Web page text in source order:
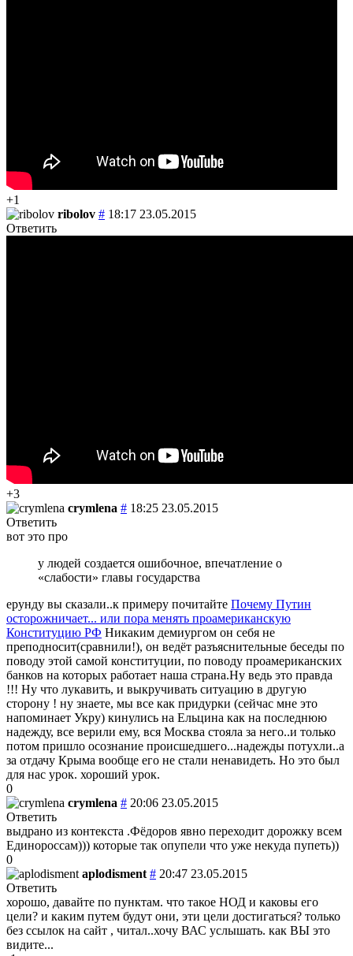
+1
ribolov # 18:17 23.05.2015
Ответить
+3
crymlena # 18:25 23.05.2015
Ответить
вот это про
у людей создается ошибочное, впечатление о
«слабости» главы государства
ерунду вы сказали..к примеру почитайте Почему Путин
осторожничает... или пора менять проамериканскую
Конституцию РФ Никаким демиургом он себя не
преподносит(сравнили!), он ведёт разъяснительные беседы по
поводу этой самой конституции, по поводу проамериканских
банков на которых работает наша страна.Ну ведь это правда
!!! Ну что лукавить, и выкручивать ситуацию в другую
сторону ! ну знаете, мы все как придурки (сейчас мне это
напоминает Укру) кинулись на Ельцина как на последнюю
надежду, все верили ему, вся Москва стояла за него..и только
потом пришло осознание происшедшего...надежды потухли..а
за отдачу Крыма вообще его не стали ненавидеть. Но это был
для нас урок. хороший урок.
0
crymlena # 20:06 23.05.2015
Ответить
выдрано из контекста .Фёдоров явно переходит дорожку всем
Единороссам))) которые так опупели что уже некуда пупеть))
0
aplodisment # 20:47 23.05.2015
Ответить
хорошо, давайте по пунктам. что такое НОД и каковы его
цели? и каким путем будут они, эти цели достигаться? только
без ссылок на сайт , читал..хочу ВАС услышать. как ВЫ это
видите...